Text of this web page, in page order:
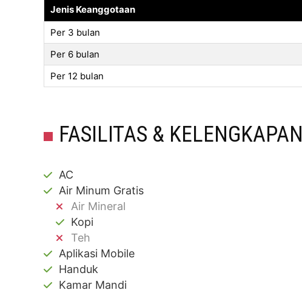
Jenis Keanggotaan
Per 3 bulan
Per 6 bulan
Per 12 bulan
FASILITAS & KELENGKAPAN
AC
Air Minum Gratis
Air Mineral
Kopi
Teh
Aplikasi Mobile
Handuk
Kamar Mandi